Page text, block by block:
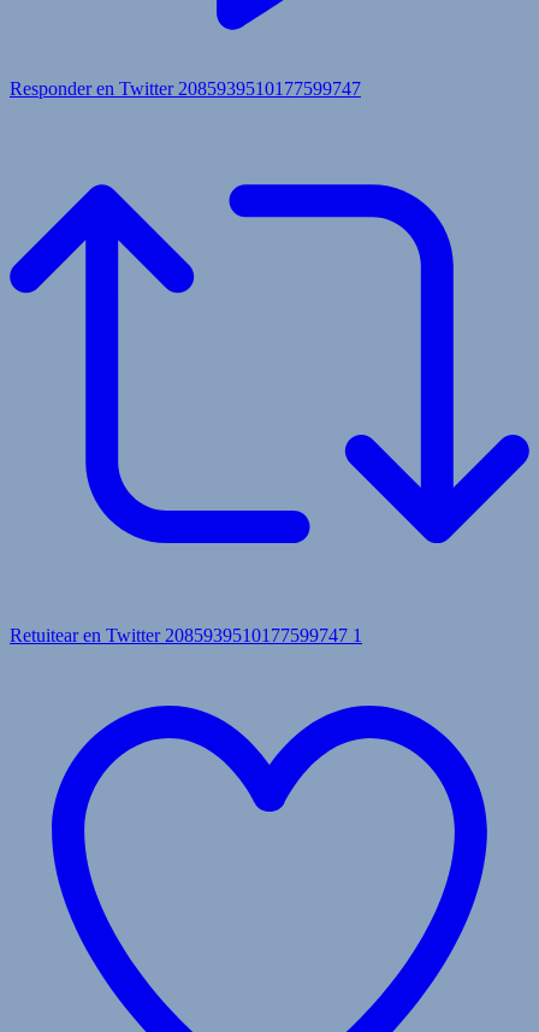
Responder en Twitter 2085939510177599747
Retuitear en Twitter 2085939510177599747 1